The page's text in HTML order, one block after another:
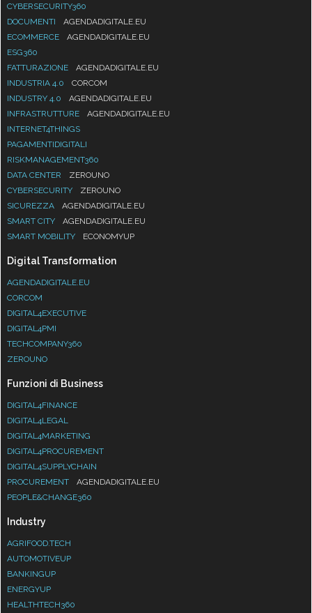
CYBERSECURITY360
DOCUMENTI
AGENDADIGITALE.EU
ECOMMERCE
AGENDADIGITALE.EU
ESG360
FATTURAZIONE
AGENDADIGITALE.EU
INDUSTRIA 4.0
CORCOM
INDUSTRY 4.0
AGENDADIGITALE.EU
INFRASTRUTTURE
AGENDADIGITALE.EU
INTERNET4THINGS
PAGAMENTIDIGITALI
RISKMANAGEMENT360
DATA CENTER
ZEROUNO
CYBERSECURITY
ZEROUNO
SICUREZZA
AGENDADIGITALE.EU
SMART CITY
AGENDADIGITALE.EU
SMART MOBILITY
ECONOMYUP
Digital Transformation
AGENDADIGITALE.EU
CORCOM
DIGITAL4EXECUTIVE
DIGITAL4PMI
TECHCOMPANY360
ZEROUNO
Funzioni di Business
DIGITAL4FINANCE
DIGITAL4LEGAL
DIGITAL4MARKETING
DIGITAL4PROCUREMENT
DIGITAL4SUPPLYCHAIN
PROCUREMENT
AGENDADIGITALE.EU
PEOPLE&CHANGE360
Industry
AGRIFOOD.TECH
AUTOMOTIVEUP
BANKINGUP
ENERGYUP
HEALTHTECH360